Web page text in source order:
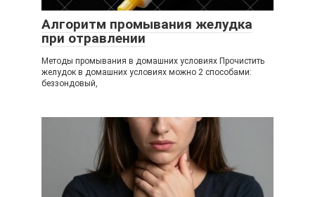
Алгоритм промывания желудка
при отравлении
Методы промывания в домашних условиях Прочистить
желудок в домашних условиях можно 2 способами:
беззондовый,